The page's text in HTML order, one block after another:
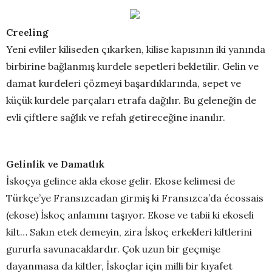
Creeling
Yeni evliler kiliseden çıkarken, kilise kapısının iki yanında
birbirine bağlanmış kurdele sepetleri bekletilir. Gelin ve
damat kurdeleri çözmeyi başardıklarında, sepet ve
küçük kurdele parçaları etrafa dağılır. Bu geleneğin de
evli çiftlere sağlık ve refah getireceğine inanılır.
Gelinlik ve Damatlık
İskoçya gelince akla ekose gelir. Ekose kelimesi de
Türkçe’ye Fransızcadan girmiş ki Fransızca’da écossais
(ekose) İskoç anlamını taşıyor. Ekose ve tabii ki ekoseli
kilt… Sakın etek demeyin, zira İskoç erkekleri kiltlerini
gururla savunacaklardır. Çok uzun bir geçmişe
dayanmasa da kiltler, İskoçlar için milli bir kıyafet